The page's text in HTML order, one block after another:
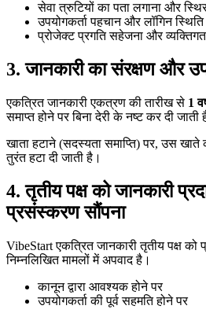
सेवा त्रुटियों का पता लगाना और
उपयोगकर्ता पहचान और लॉगिन
प्रोजेक्ट प्रगति सहेजना और
3. जानकारी का संरक्षण और
एकत्रित जानकारी एकत्रण की तारीख से 1
समाप्त होने पर बिना देरी के नष्ट कर दी जाती
खाता हटाने (सदस्यता समाप्ति) पर, उस खाते
तुरंत हटा दी जाती है।
4. तृतीय पक्ष को जानकारी
प्रसंस्करण सौंपना
VibeStart एकत्रित जानकारी तृतीय पक्ष को
निम्नलिखित मामलों में अपवाद है।
कानून द्वारा आवश्यक होने पर
उपयोगकर्ता की पूर्व सहमति होने पर